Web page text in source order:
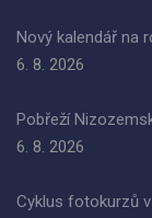
Nový kalendář na
6. 8. 2026
Pobřeží
6. 8. 2026
Cyklus fotokurzů